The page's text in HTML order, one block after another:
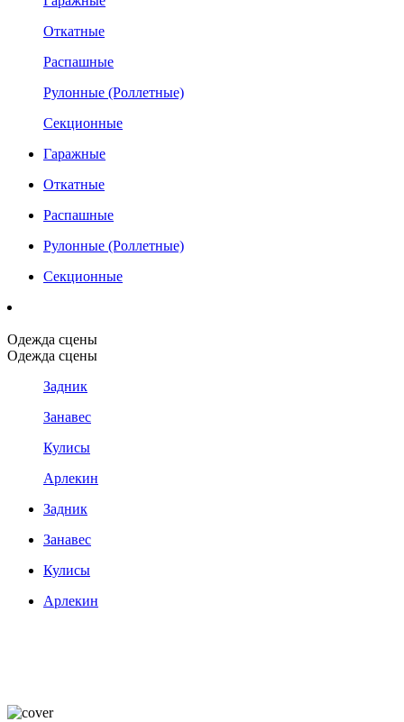
Откатные
Распашные
Рулонные (Роллетные)
Секционные
Гаражные
Откатные
Распашные
Рулонные (Роллетные)
Секционные
Одежда сцены
Одежда сцены
Задник
Занавес
Кулисы
Арлекин
Задник
Занавес
Кулисы
Арлекин